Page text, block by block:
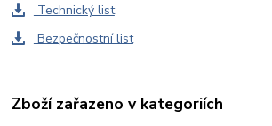
Technický list
Bezpečnostní list
Zboží zařazeno v kategoriích